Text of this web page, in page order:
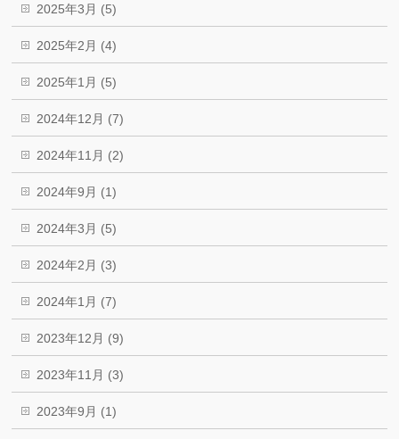
2025年3月 (5)
2025年2月 (4)
2025年1月 (5)
2024年12月 (7)
2024年11月 (2)
2024年9月 (1)
2024年3月 (5)
2024年2月 (3)
2024年1月 (7)
2023年12月 (9)
2023年11月 (3)
2023年9月 (1)